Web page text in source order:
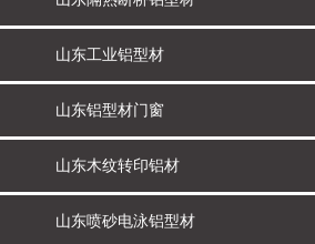
山东工业铝型材
山东铝型材门窗
山东木纹转印铝材
山东喷砂电泳铝型材